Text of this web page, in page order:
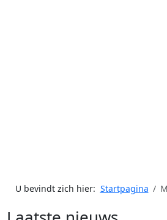
U bevindt zich hier: Startpagina